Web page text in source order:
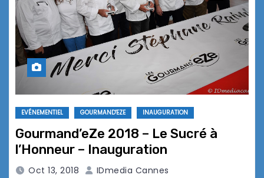
EVÉNEMENTIEL GOURMAND'EZE INAUGURATION
Gourmand’eZe 2018 – Le Sucré à
l’Honneur – Inauguration
Oct 13, 2018 IDmedia Cannes